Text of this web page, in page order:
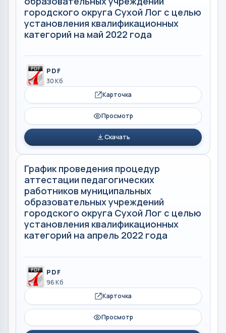
городского округа Сухой Лог с целью
установления квалификационных
категорий на май 2022 года
PDF
30 Кб
Карточка
Просмотр
Скачать
График проведения процедур
аттестации педагогических
работников муниципальных
образовательных учреждений
городского округа Сухой Лог с целью
установления квалификационных
категорий на апрель 2022 года
PDF
96 Кб
Карточка
Просмотр